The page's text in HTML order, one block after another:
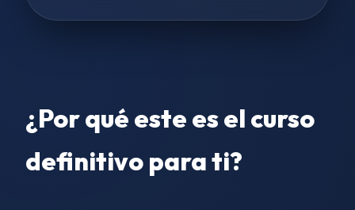
¿Por qué este es el curso
definitivo para ti?